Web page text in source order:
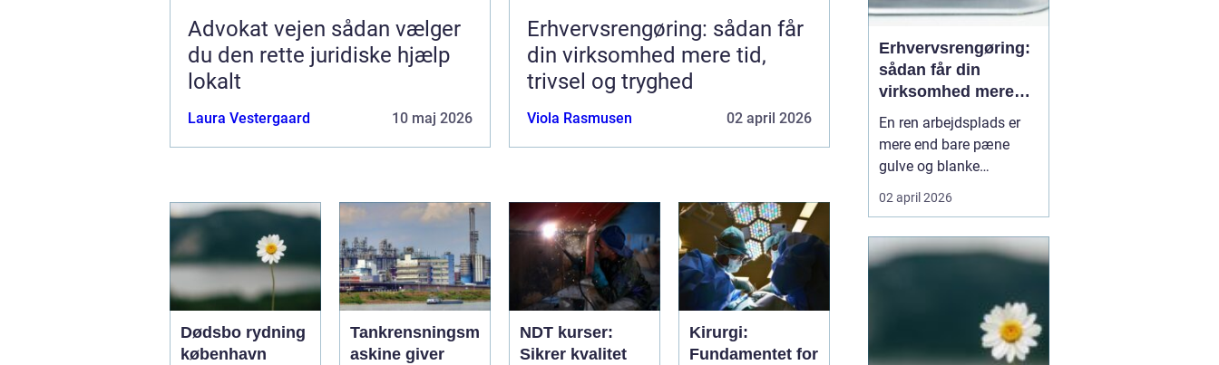
Advokat vejen sådan vælger
du den rette juridiske hjælp
lokalt
Laura Vestergaard 10 maj 2026
Erhvervsrengøring: sådan får
din virksomhed mere tid,
trivsel og tryghed
Viola Rasmusen 02 april 2026
Dødsbo rydning
københavn
Tankrensningsm
askine giver
NDT kurser:
Sikrer kvalitet
Kirurgi:
Fundamentet for
Erhvervsrengøring:
sådan får din
virksomhed mere
tid, trivsel og
tryghed
En ren arbejdsplads er
mere end bare pæne
gulve og blanke
overflader. Rengøringen
påvirker både
kundernes
virksomhedens drift.
Alligevel er rengøring
02 april 2026